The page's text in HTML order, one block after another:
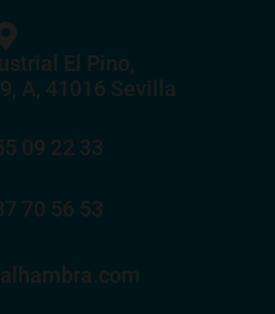
El Pino,
A, 41016 Sevilla
09 22 33
70 56 53